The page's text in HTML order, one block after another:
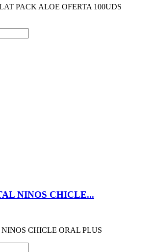
PACK ALOE OFERTA 100UDS
NINOS CHICLE...
CHICLE ORAL PLUS